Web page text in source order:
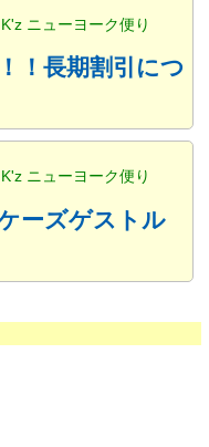
ニューヨーク便り
！長期割引につ
ニューヨーク便り
ーズゲストル